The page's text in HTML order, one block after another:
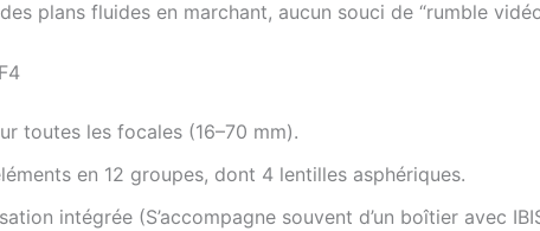
plans fluides en marchant, aucun souci de “rumble
toutes les focales (16–70 mm).
en 12 groupes, dont 4 lentilles asphériques.
intégrée (S’accompagne souvent d’un boîtier avec